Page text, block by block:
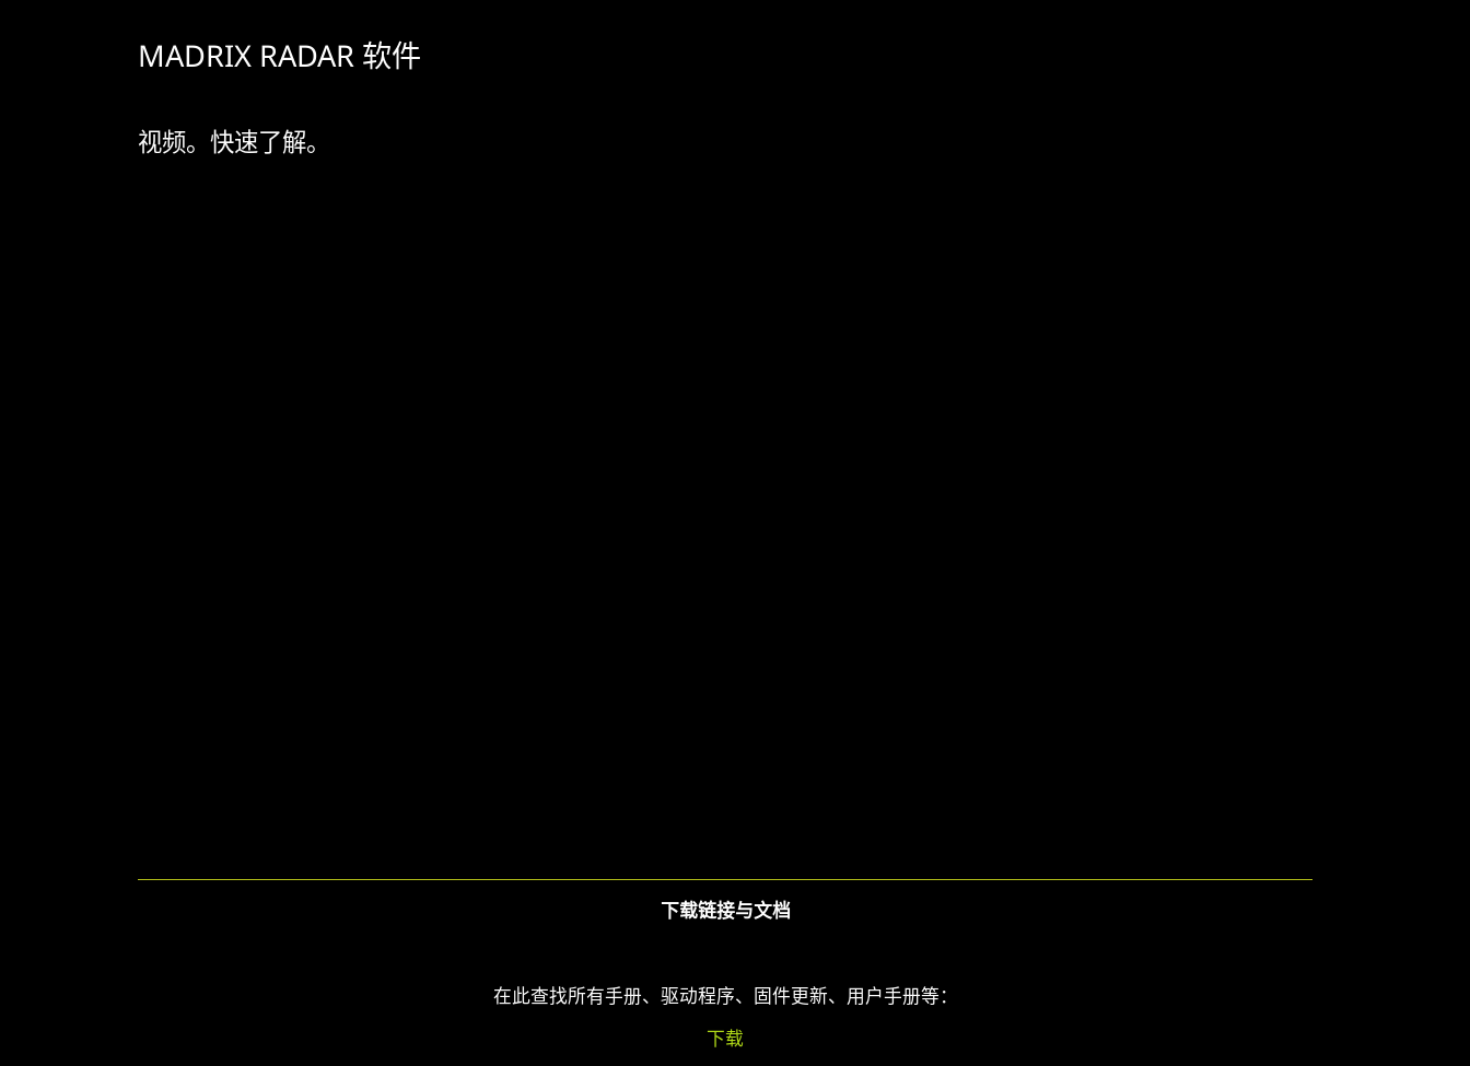
MADRIX RADAR 软件
视频。快速了解。
下载链接与文档
在此查找所有手册、驱动程序、固件更新、用户手册等：
下载